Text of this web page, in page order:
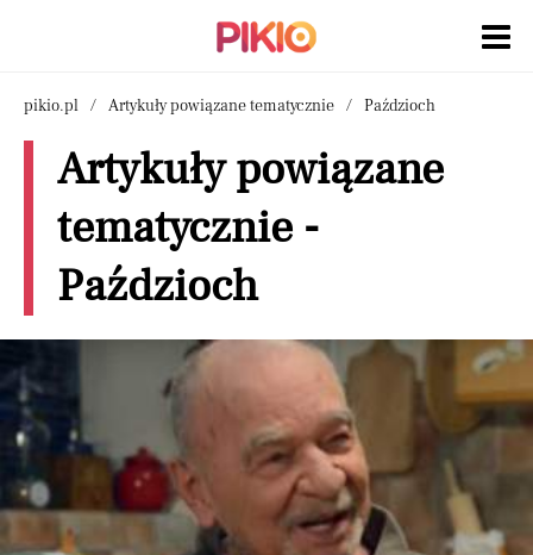
pikio.pl Artykuły powiązane tematycznie Paździoch
Artykuły powiązane
tematycznie -
Paździoch